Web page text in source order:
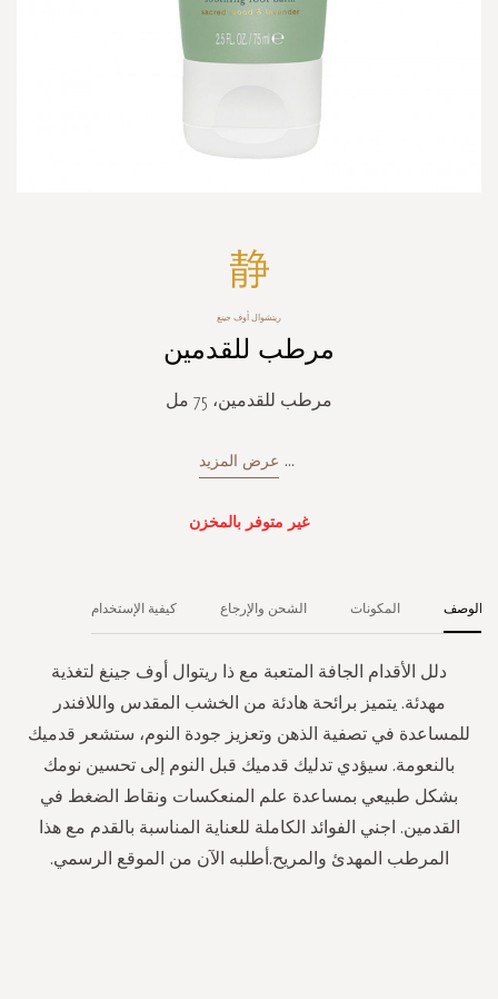
ريتشوال أوف جينغ
مرطب للقدمين
مرطب للقدمين، 75 مل
... عرض المزيد
غير متوفر بالمخزن
الوصف
دلل الأقدام الجافة المتعبة مع ذا ريتوال أوف جينغ لتغذية
مهدئة. يتميز برائحة هادئة من الخشب المقدس واللافندر
للمساعدة في تصفية الذهن وتعزيز جودة النوم، ستشعر قدميك
بالنعومة. سيؤدي تدليك قدميك قبل النوم إلى تحسين نومك
بشكل طبيعي بمساعدة علم المنعكسات ونقاط الضغط في
القدمين. اجني الفوائد الكاملة للعناية المناسبة بالقدم مع هذا
المرطب المهدئ والمريح.أطلبه الآن من الموقع الرسمي.
المكونات الشحن والإرجاع كيفية الإستخدام